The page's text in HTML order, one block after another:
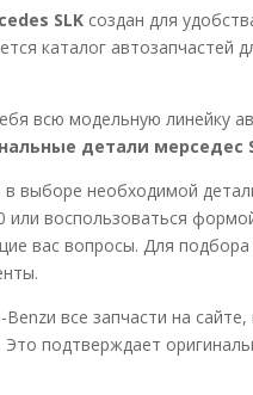
SLK создан для
каталог автозапчастей
всю модельную линейку
детали мерседес
выборе необходимой
воспользоваться
вас вопросы. Для
все запчасти на
подтверждает